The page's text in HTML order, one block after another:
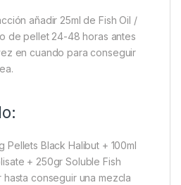
añadir 25ml de Fish Oil /
de pellet 24-48 horas antes
en cuando para conseguir
Pellets Black Halibut + 100ml
+ 250gr Soluble Fish
hasta conseguir una mezcla